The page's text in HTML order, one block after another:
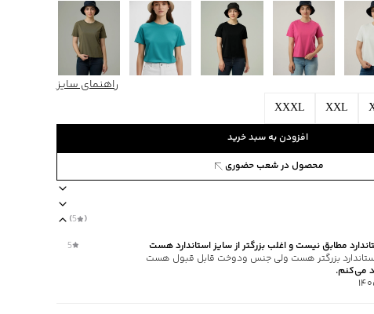
راهنمای سایز
XXL
XXXL
افزودن به سبد خرید
محصول در شعب حضوری
(
5
)
مطابق نیست و اغلب بزرگتر از سایز استاندارد هست
5
بزرگتر هست ولی جنس ودوخت قابل قبول هست
می‌کنم.